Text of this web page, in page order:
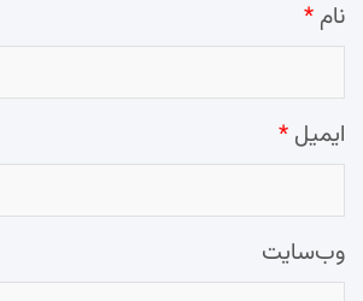
نام *
ایمیل *
وب‌سایت